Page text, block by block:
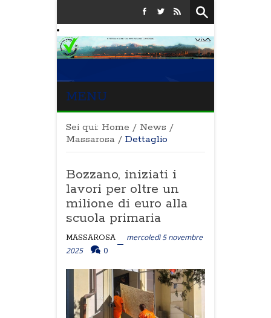
MENU
Sei qui: Home / News /
Massarosa / Dettaglio
Bozzano, iniziati i
lavori per oltre un
milione di euro alla
scuola primaria
MASSAROSA
mercoledì 5 novembre
2025
0